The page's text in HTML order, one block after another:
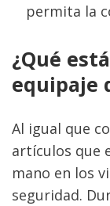
permita la
¿Qué
equipaje
Al igual que
artículos que
mano en los
seguridad.